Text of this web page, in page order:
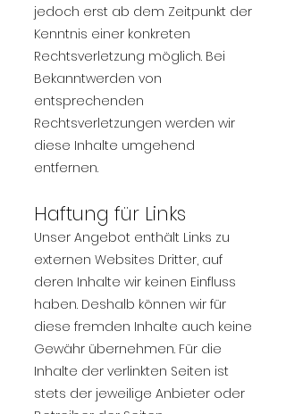
jedoch erst ab dem Zeitpunkt der
Kenntnis einer konkreten
Rechtsverletzung möglich. Bei
Bekanntwerden von
entsprechenden
Rechtsverletzungen werden wir
diese Inhalte umgehend
entfernen.
Haftung für Links​
Unser Angebot enthält Links zu
externen Websites Dritter, auf
deren Inhalte wir keinen Einfluss
haben. Deshalb können wir für
diese fremden Inhalte auch keine
Gewähr übernehmen. Für die
Inhalte der verlinkten Seiten ist
stets der jeweilige Anbieter oder